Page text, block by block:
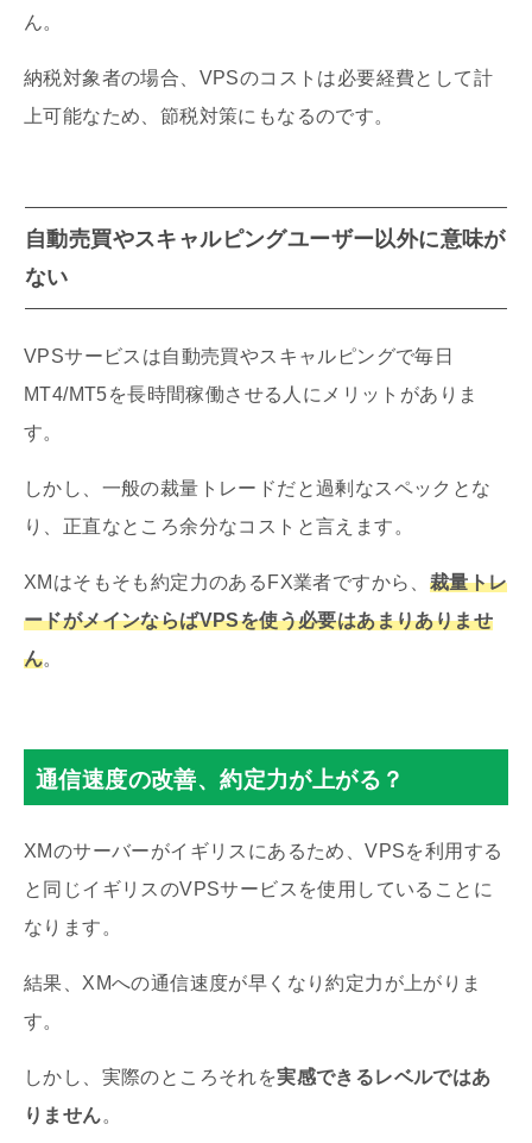
ん。
納税対象者の場合、VPSのコストは必要経費として計
上可能なため、節税対策にもなるのです。
自動売買やスキャルピングユーザー以外に意味が
ない
VPSサービスは自動売買やスキャルピングで毎日
MT4/MT5を長時間稼働させる人にメリットがありま
す。
しかし、一般の裁量トレードだと過剰なスペックとな
り、正直なところ余分なコストと言えます。
XMはそもそも約定力のあるFX業者ですから、 裁量トレ
ードがメインならばVPSを使う必要はあまりありませ
ん。
通信速度の改善、約定力が上がる？
XMのサーバーがイギリスにあるため、VPSを利用する
と同じイギリスのVPSサービスを使用していることに
なります。
結果、XMへの通信速度が早くなり約定力が上がりま
す。
しかし、 実際のところそれを実感できるレベルではあ
りません。